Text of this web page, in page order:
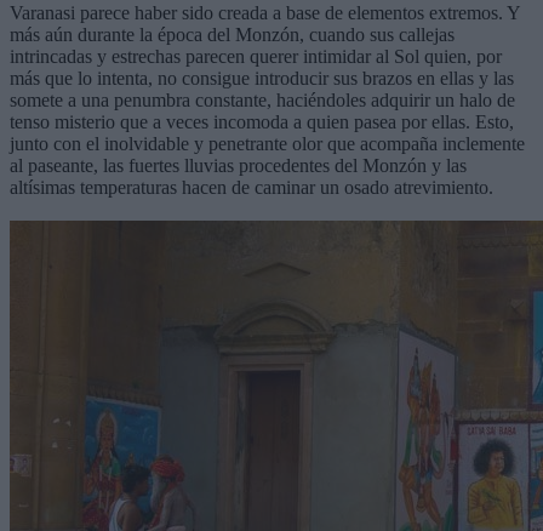
Varanasi parece haber sido creada a base de elementos extremos. Y
más aún durante la época del Monzón, cuando sus callejas
intrincadas y estrechas parecen querer intimidar al Sol quien, por
más que lo intenta, no consigue introducir sus brazos en ellas y las
somete a una penumbra constante, haciéndoles adquirir un halo de
tenso misterio que a veces incomoda a quien pasea por ellas. Esto,
junto con el inolvidable y penetrante olor que acompaña inclemente
al paseante, las fuertes lluvias procedentes del Monzón y las
altísimas temperaturas hacen de caminar un osado atrevimiento.